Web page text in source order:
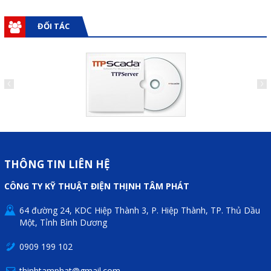
ĐỐI TÁC
THÔNG TIN LIÊN HỆ
CÔNG TY KỸ THUẬT ĐIỆN THỊNH TÂM PHÁT
64 đường 24, KDC Hiệp Thành 3, P. Hiệp Thành, TP. Thủ Dầu
Một, Tỉnh Bình Dương
0909 199 102